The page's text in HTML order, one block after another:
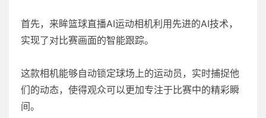
首先，来眸篮球直播AI运动相机利用先进的AI技术，
实现了对比赛画面的智能跟踪。
这款相机能够自动锁定球场上的运动员，实时捕捉他
们的动态，使得观众可以更加专注于比赛中的精彩瞬
间。